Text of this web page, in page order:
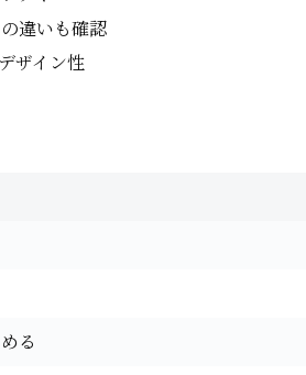
違いも確認
ザイン性
る